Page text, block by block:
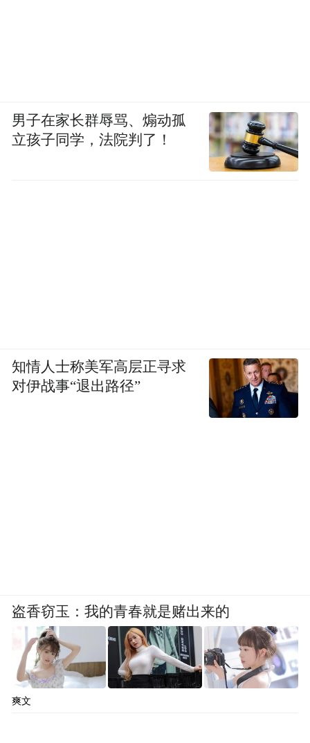
男子在家长群辱骂、煽动孤
立孩子同学，法院判了！
知情人士称美军高层正寻求
对伊战事“退出路径”
盗香窃玉：我的青春就是赌出来的
爽文